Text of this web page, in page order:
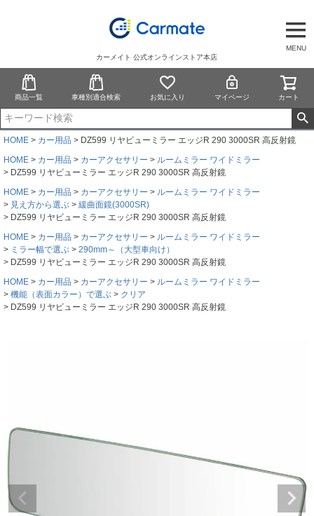
MENU
カーメイト 公式オンラインストア本店
商品一覧 車種別適合検索 お気に入り マイページ カート
HOME カー用品
DZ599 リヤビューミラー エッジR 290 3000SR 高反射鏡
HOME
カー用品 カーアクセサリー
ルームミラー ワイドミラー
DZ599 リヤビューミラー エッジR 290 3000SR 高反射鏡
HOME
カー用品 カーアクセサリー
ルームミラー ワイドミラー
見え方から選ぶ
緩曲面鏡(3000SR)
DZ599 リヤビューミラー エッジR 290 3000SR 高反射鏡
HOME
カー用品 カーアクセサリー
ルームミラー ワイドミラー
ミラー幅で選ぶ
290mm～（大型車向け）
DZ599 リヤビューミラー エッジR 290 3000SR 高反射鏡
HOME
カー用品 カーアクセサリー
ルームミラー ワイドミラー
機能（表面カラー）で選ぶ
クリア
DZ599 リヤビューミラー エッジR 290 3000SR 高反射鏡